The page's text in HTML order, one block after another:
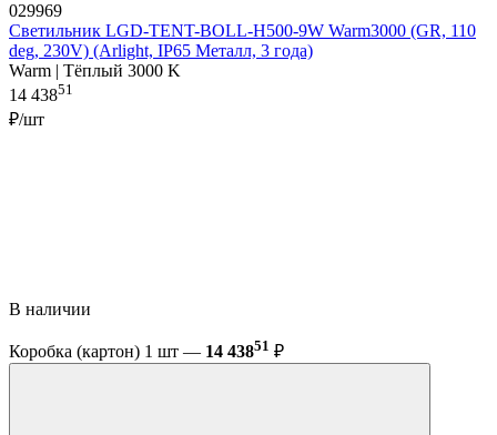
029969
Светильник LGD-TENT-BOLL-H500-9W Warm3000 (GR, 110
deg, 230V) (Arlight, IP65 Металл, 3 года)
Warm | Тёплый 3000 K
14 43851
₽/шт
В наличии
Коробка (картон) 1 шт — 14 43851 ₽